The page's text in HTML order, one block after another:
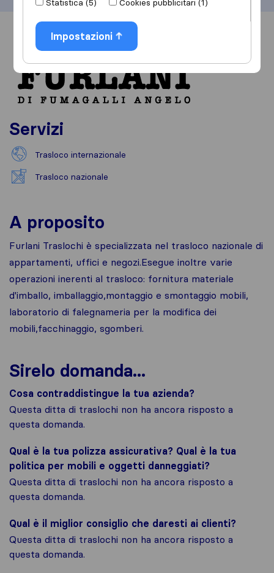
Informazioni
Servizi
Trasloco internazionale
Trasloco nazionale
A proposito
Furlani Traslochi è specializzata nel trasloco nazionale di
appartamenti, uffici e negozi.Esegue inoltre varie
operazioni inerenti al trasloco: fornitura materiale
d'imballo, imballaggio,montaggio e smontaggio mobili,
laboratorio di falegnameria per la modifica dei
mobili,facchinaggio, sgomberi.
Sirelo domanda...
Cosa contraddistingue la tua azienda?
Questa ditta di traslochi non ha ancora risposto a
questa domanda.
Qual è la tua polizza assicurativa? Qual è la tua
politica per mobili e oggetti danneggiati?
Questa ditta di traslochi non ha ancora risposto a
questa domanda.
Qual è il miglior consiglio che daresti ai clienti?
Questa ditta di traslochi non ha ancora risposto a
questa domanda.
Statistica (5)
Cookies pubblicitari (1)
Impostazioni